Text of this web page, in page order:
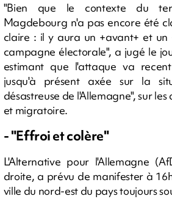
"Bien que le contexte du
Magdebourg n'a pas encore été
claire : il y aura un +avant+ et un
campagne électorale", a jugé le
estimant que l'attaque va
jusqu'à présent axée sur la
désastreuse de l'Allemagne", sur
et migratoire.
- "Effroi et colère"
L'Alternative pour l'Allemagne
droite, a prévu de manifester à
ville du nord-est du pays toujours